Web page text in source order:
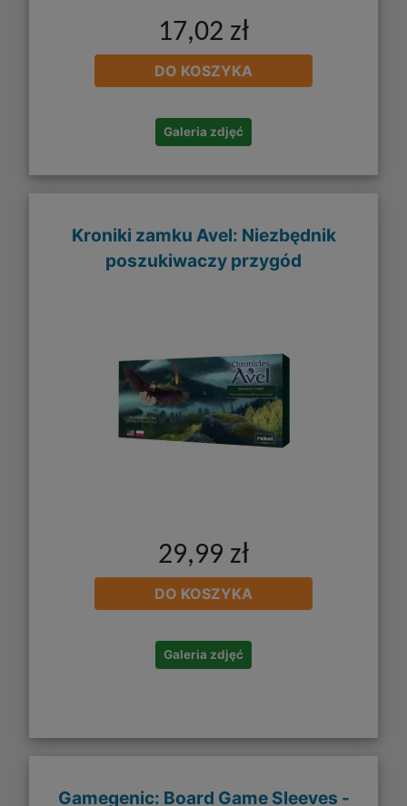
17,02 zł
DO KOSZYKA
Galeria zdjęć
Kroniki zamku Avel: Niezbędnik
poszukiwaczy przygód
29,99 zł
DO KOSZYKA
Galeria zdjęć
Gamegenic: Board Game Sleeves -